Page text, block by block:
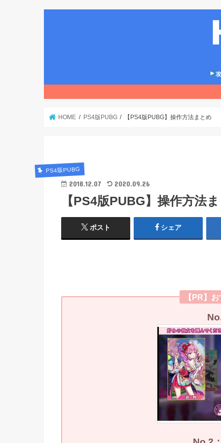
HOME PS4版PUBG 【PS4版PUBG】操作方法まとめ
PS4版PUBG
2018.12.07 2020.09.26
【PS4版PUBG】操作方法
ポスト シェア
【PR】